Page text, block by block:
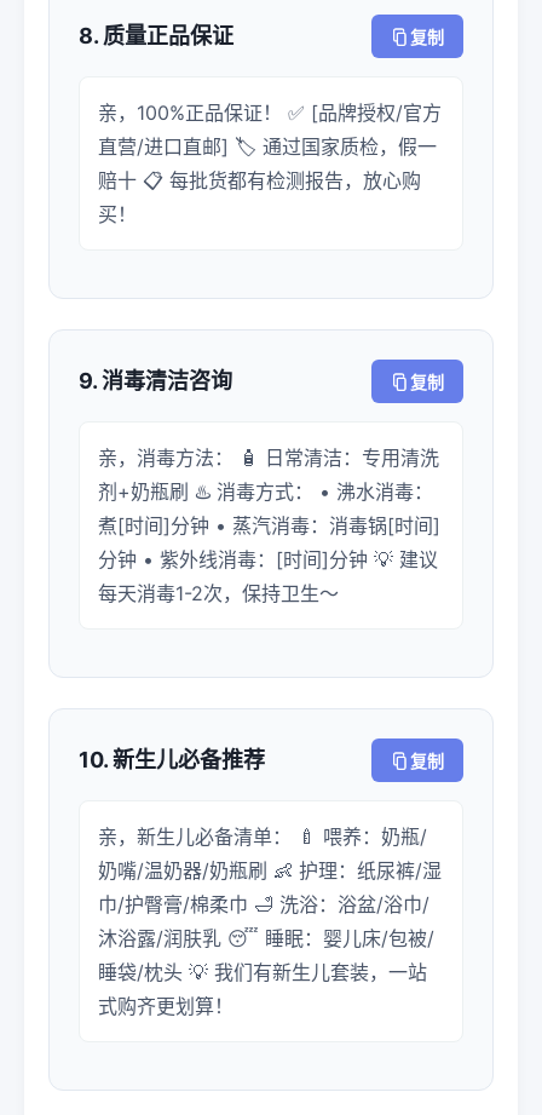
8. 质量正品保证 复制
亲，100%正品保证！ ✅ [品牌授权/官方
直营/进口直邮] 🏷️ 通过国家质检，假一
赔十 📋 每批货都有检测报告，放心购
买！
9. 消毒清洁咨询 复制
亲，消毒方法： 🧴 日常清洁：专用清洗
剂+奶瓶刷 ♨️ 消毒方式： • 沸水消毒：
煮[时间]分钟 • 蒸汽消毒：消毒锅[时间]
分钟 • 紫外线消毒：[时间]分钟 💡 建议
每天消毒1-2次，保持卫生～
10. 新生儿必备推荐 复制
亲，新生儿必备清单： 🍼 喂养：奶瓶/
奶嘴/温奶器/奶瓶刷 👶 护理：纸尿裤/湿
巾/护臀膏/棉柔巾 🛁 洗浴：浴盆/浴巾/
沐浴露/润肤乳 😴 睡眠：婴儿床/包被/
睡袋/枕头 💡 我们有新生儿套装，一站
式购齐更划算！